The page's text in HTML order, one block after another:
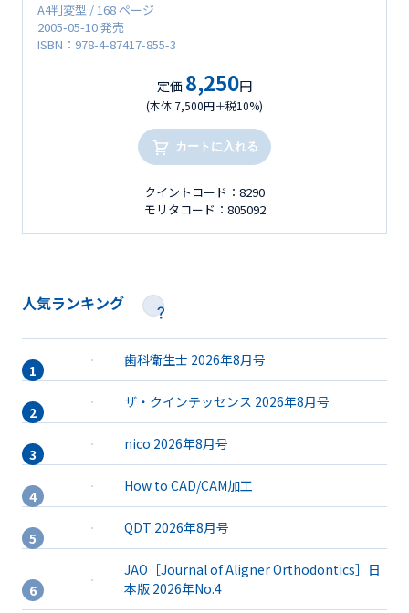
A4判変型 / 168 ページ
2005-05-10 発売
ISBN：978-4-87417-855-3
定価 8,250円
(本体 7,500円＋税10%)
カートに入れる
クイントコード：8290
モリタコード：805092
人気ランキング
歯科衛生士 2026年8月号
ザ・クインテッセンス 2026年8月号
nico 2026年8月号
How to CAD/CAM加工
QDT 2026年8月号
JAO［Journal of Aligner Orthodontics］日
本版 2026年No.4